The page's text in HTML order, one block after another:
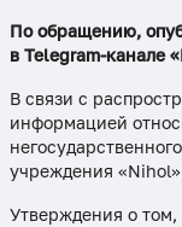
По обращению,
в Telegram-канале
В связи с
информацией
учреждения
Утверждения о